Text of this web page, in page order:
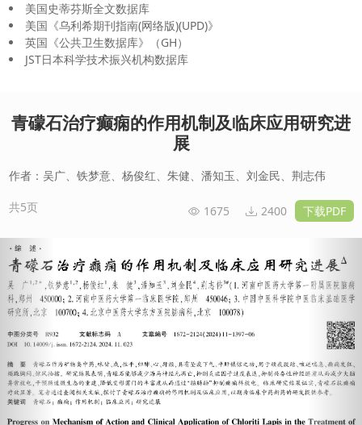
美国史蒂芬斯全文数据库
美国《乌利希期刊指南(网络版)(UPD)》
英国《公共卫生数据库》（GH）
JST日本科学技术振兴机构数据库
青礞石治疗癫痫的作用机制及临床应用研究进
展
作者：吴广、铁梦意、杨俊红、朱健、潘知玉、刘金民、荆志伟
共5页 1675 2400 下载PDF